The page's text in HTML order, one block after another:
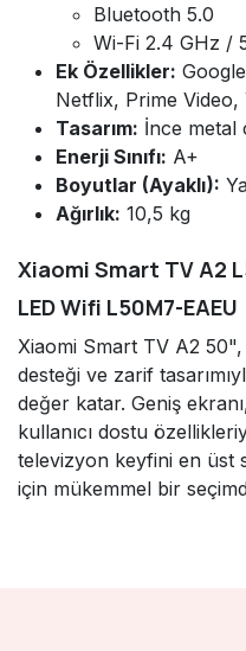
Bluetooth 5.0
Wi-Fi 2.4 GHz /
Ek Özellikler:
Netflix, Prime Video,
Tasarım: İnce metal
Enerji Sınıfı: A+
Boyutlar (Ayaklı):
Ağırlık: 10,5 kg
Xiaomi Smart TV A2
LED Wifi L50M7-EAEU
Xiaomi Smart TV A2 50",
desteği ve zarif
değer katar. Geniş
kullanıcı dostu
televizyon keyfini en üst
için mükemmel bir